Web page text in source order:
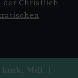
MdL |